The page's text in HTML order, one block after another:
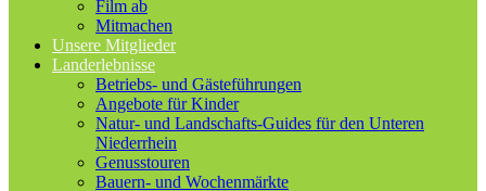
Film ab
Mitmachen
Unsere Mitglieder
Landerlebnisse
Betriebs- und Gästeführungen
Angebote für Kinder
Natur- und Landschafts-Guides für den Unteren
Niederrhein
Genusstouren
Bauern- und Wochenmärkte